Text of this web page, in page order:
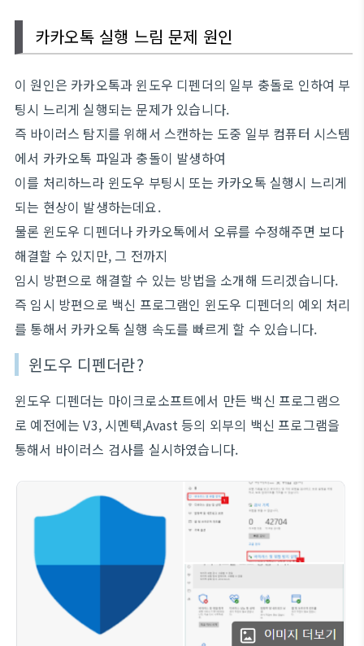
카카오톡 실행 느림 문제 원인
이 원인은 카카오톡과 윈도우 디펜더의 일부 충돌로 인하여 부
팅시 느리게 실행되는 문제가 있습니다.
즉 바이러스 탐지를 위해서 스캔하는 도중 일부 컴퓨터 시스템
에서 카카오톡 파일과 충돌이 발생하여
이를 처리하느라 윈도우 부팅시 또는 카카오톡 실행시 느리게
되는 현상이 발생하는데요.
물론 윈도우 디펜더나 카카오톡에서 오류를 수정해주면 보다
해결할 수 있지만, 그 전까지
임시 방편으로 해결할 수 있는 방법을 소개해 드리겠습니다.
즉 임시 방편으로 백신 프로그램인 윈도우 디펜더의 예외 처리
를 통해서 카카오톡 실행 속도를 빠르게 할 수 있습니다.
윈도우 디펜더란?
윈도우 디펜더는 마이크로소프트에서 만든 백신 프로그램으
로 예전에는 V3, 시멘텍,Avast 등의 외부의 백신 프로그램을
통해서 바이러스 검사를 실시하였습니다.